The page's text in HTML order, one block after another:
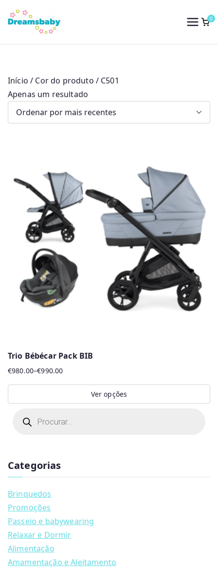
para
conteúdo
Dreams Baby
0
Início / Cor do produto / C501
Apenas um resultado
Trio Bébécar Pack BIB
€980.00–€990.00
Price
range:
€980.00
€990.00
Ver opções
product
variants.
The
options
may
be
chosen
on
the
s
s
a
r
c
h
Categorias
Brinquedos
Promoções
Passeio e babywearing
Relaxar e Dormir
Alimentação
Amamentação e Aleitamento